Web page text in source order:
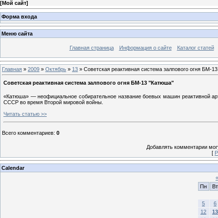
[Мой сайт]
Форма входа
Меню сайта
Главная страница Информация о сайте Каталог статей
Главная » 2009 » Октябрь » 13 » Советская реактивная система залпового огня БМ-
Советская реактивная система залпового огня БМ-13 "Катюша"
«Катюша» — неофициальное собирательное название боевых машин реактивной
СССР во время Второй мировой войны.
Читать статью >>
Всего комментариев: 0
Добавлять комментарии
[
Calendar
«
Пн
Вт
5
6
12
13